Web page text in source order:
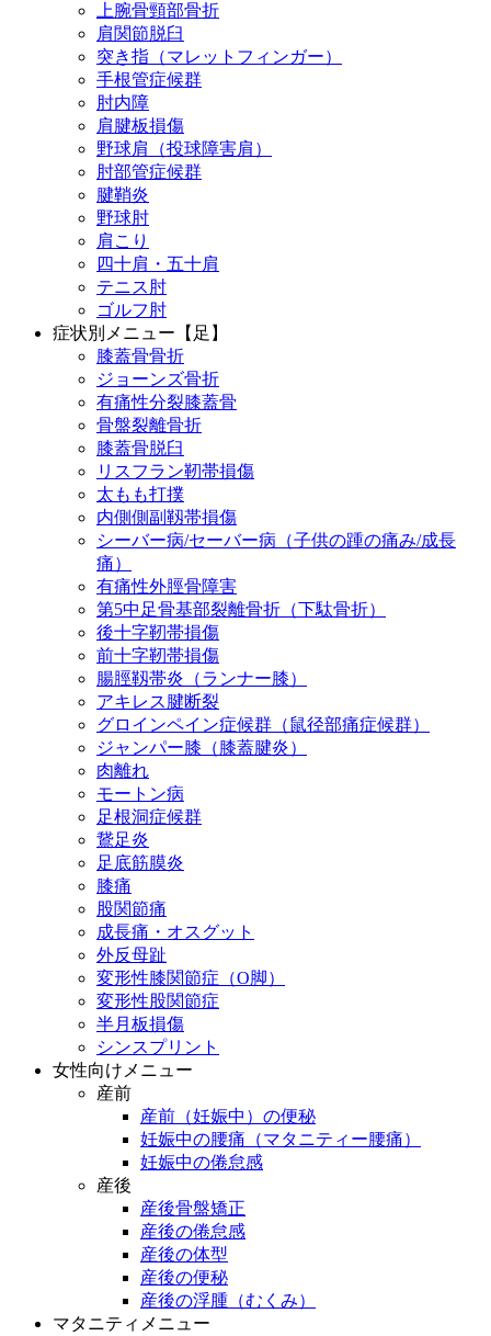
上腕骨頸部骨折
肩関節脱臼
突き指（マレットフィンガー）
手根管症候群
肘内障
肩腱板損傷
野球肩（投球障害肩）
肘部管症候群
腱鞘炎
野球肘
肩こり
四十肩・五十肩
テニス肘
ゴルフ肘
症状別メニュー【足】
膝蓋骨骨折
ジョーンズ骨折
有痛性分裂膝蓋骨
骨盤裂離骨折
膝蓋骨脱臼
リスフラン靭帯損傷
太もも打撲
内側側副靱帯損傷
シーバー病/セーバー病（子供の踵の痛み/成長
痛）
有痛性外脛骨障害
第5中足骨基部裂離骨折（下駄骨折）
後十字靭帯損傷
前十字靭帯損傷
腸脛靱帯炎（ランナー膝）
アキレス腱断裂
グロインペイン症候群（鼠径部痛症候群）
ジャンパー膝（膝蓋腱炎）
肉離れ
モートン病
足根洞症候群
鵞足炎
足底筋膜炎
膝痛
股関節痛
成長痛・オスグット
外反母趾
変形性膝関節症（O脚）
変形性股関節症
半月板損傷
シンスプリント
女性向けメニュー
産前
産前（妊娠中）の便秘
妊娠中の腰痛（マタニティー腰痛）
妊娠中の倦怠感
産後
産後骨盤矯正
産後の倦怠感
産後の体型
産後の便秘
産後の浮腫（むくみ）
マタニティメニュー